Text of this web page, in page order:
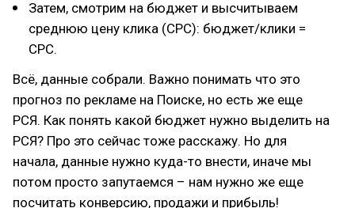
Затем, смотрим на бюджет и высчитываем
среднюю цену клика (CPC): бюджет/клики =
CPC.
Всё, данные собрали. Важно понимать что это
прогноз по рекламе на Поиске, но есть же еще
РСЯ. Как понять какой бюджет нужно выделить на
РСЯ? Про это сейчас тоже расскажу. Но для
начала, данные нужно куда-то внести, иначе мы
потом просто запутаемся – нам нужно же еще
посчитать конверсию, продажи и прибыль!